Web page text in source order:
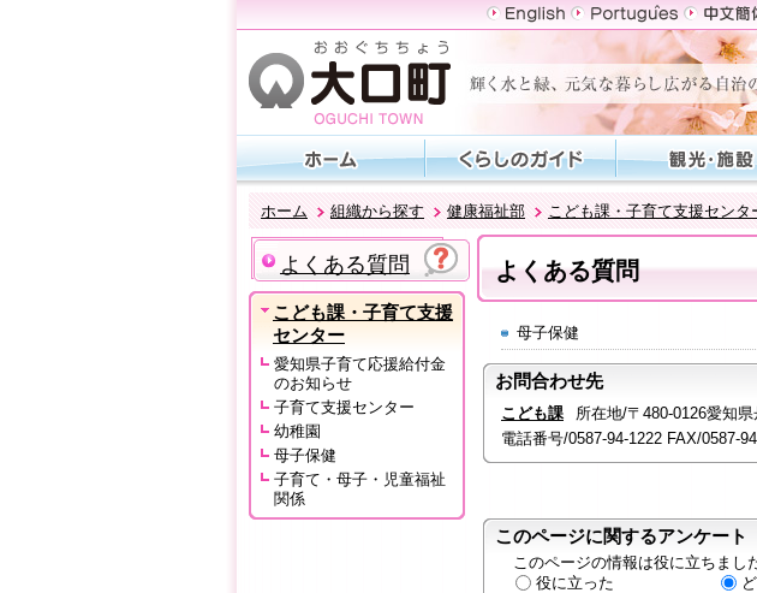
ホーム 組織から探す 健康福祉部 こども課・子育て支援センタ
よくある質問
こども課・子育て支援
センター
愛知県子育て応援給付金
のお知らせ
子育て支援センター
幼稚園
母子保健
子育て・母子・児童福祉
関係
よくある質問
母子保健
お問合わせ先
こども課
所在地/〒480-0126愛知
電話番号/0587-94-1222 FAX/0587-
このページに関するアンケート
このページの情報は役に立ちまし
役に立った